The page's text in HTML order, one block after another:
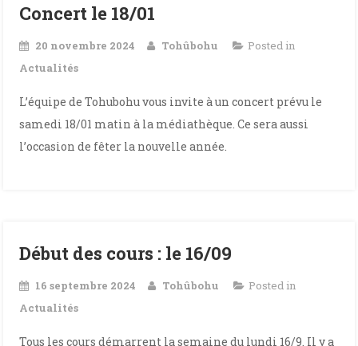
Concert le 18/01
20 novembre 2024 Tohûbohu
Posted in
Actualités
L’équipe de Tohubohu vous invite à un concert prévu le
samedi 18/01 matin à la médiathèque. Ce sera aussi
l’occasion de fêter la nouvelle année.
Début des cours : le 16/09
16 septembre 2024 Tohûbohu
Posted in
Actualités
Tous les cours démarrent la semaine du lundi 16/9. Il y a